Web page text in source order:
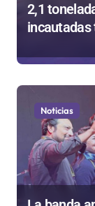
2,1
Noticias